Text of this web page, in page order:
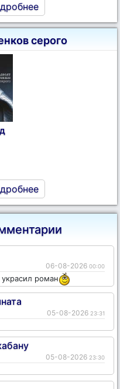
серого
06-08-2026 00:00
роман
05-08-2026 23:31
05-08-2026 23:30